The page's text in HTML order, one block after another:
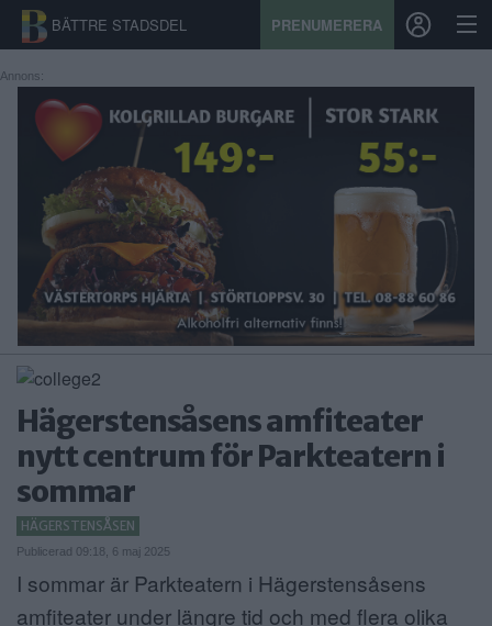
BÄTTRE STADSDEL PRENUMERERA
START
STADSDEL
PRENUMERATION
SPORT
ÅSIKTER
KALENDER
KONTAKT
SAMARBETEN
ANNONSERA
NÄRINGSLIV
MER
Annons:
Hägerstensåsens amfiteater
nytt centrum för Parkteatern i
sommar
HÄGERSTENSÅSEN
Publicerad 09:18, 6 maj 2025
I sommar är Parkteatern i Hägerstensåsens
amfiteater under längre tid och med flera olika